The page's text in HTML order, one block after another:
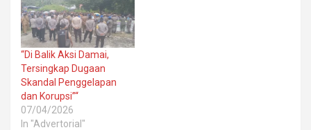
“Di Balik Aksi Damai,
Tersingkap Dugaan
Skandal Penggelapan
dan Korupsi”“
07/04/2026
In "Advertorial"